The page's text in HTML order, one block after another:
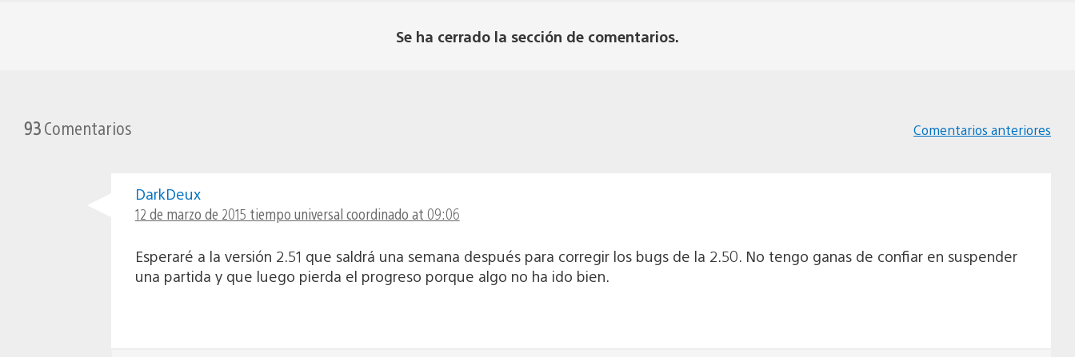
Se ha cerrado la sección de comentarios.
93Comentarios Comentarios anteriores
DarkDeux
12 de marzo de 2015 tiempo universal coordinado at 09:06
Esperaré a la versión 2.51 que saldrá una semana después para corregir los bugs de la 2.50. No tengo ganas de confiar en suspender
una partida y que luego pierda el progreso porque algo no ha ido bien.